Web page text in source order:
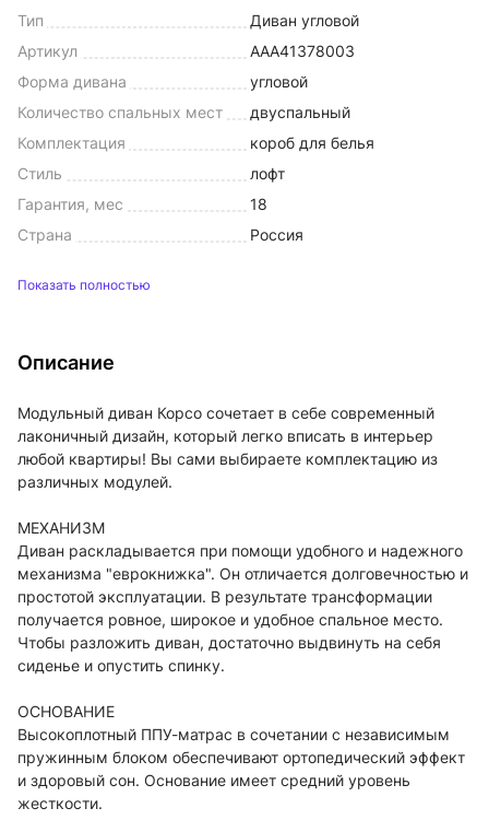
Тип
Диван угловой
Артикул
AAA41378003
Форма дивана
угловой
Количество спальных мест
двуспальный
Комплектация
короб для белья
Стиль
лофт
Гарантия, мес
18
Страна
Россия
Показать полностью
Описание
Модульный диван Корсо сочетает в себе современный
лаконичный дизайн, который легко вписать в интерьер
любой квартиры! Вы сами выбираете комплектацию из
различных модулей.
МЕХАНИЗМ
Диван раскладывается при помощи удобного и надежного
механизма "еврокнижка". Он отличается долговечностью и
простотой эксплуатации. В результате трансформации
получается ровное, широкое и удобное спальное место.
Чтобы разложить диван, достаточно выдвинуть на себя
сиденье и опустить спинку.
ОСНОВАНИЕ
Высокоплотный ППУ-матрас в сочетании с независимым
пружинным блоком обеспечивают ортопедический эффект
и здоровый сон. Основание имеет средний уровень
жесткости.